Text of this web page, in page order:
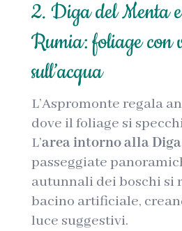
2. Diga del Menta
Rumia: foliage con
sull’acqua
L’Aspromonte regala
dove il foliage si
L’area intorno alla
passeggiate
autunnali dei boschi si
bacino artificiale,
luce suggestivi.